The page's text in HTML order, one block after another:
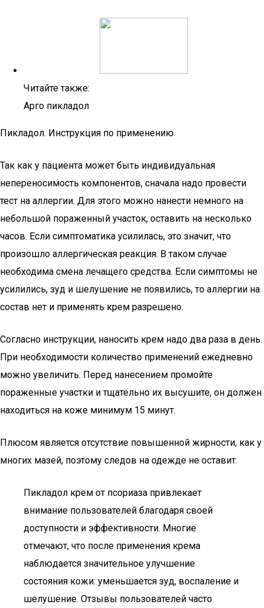
Читайте также:
Арго пикладол
Пикладол. Инструкция по применению
Так как у пациента может быть индивидуальная
непереносимость компонентов, сначала надо провести
тест на аллергии. Для этого можно нанести немного на
небольшой пораженный участок, оставить на несколько
часов. Если симптоматика усилилась, это значит, что
произошло аллергическая реакция. В таком случае
необходима смена лечащего средства. Если симптомы не
усилились, зуд и шелушение не появились, то аллергии на
состав нет и применять крем разрешено.
Согласно инструкции, наносить крем надо два раза в день.
При необходимости количество применений ежедневно
можно увеличить. Перед нанесением промойте
пораженные участки и тщательно их высушите, он должен
находиться на коже минимум 15 минут.
Плюсом является отсутствие повышенной жирности, как у
многих мазей, поэтому следов на одежде не оставит.
Пикладол крем от псориаза привлекает
внимание пользователей благодаря своей
доступности и эффективности. Многие
отмечают, что после применения крема
наблюдается значительное улучшение
состояния кожи: уменьшается зуд, воспаление и
шелушение. Отзывы пользователей часто